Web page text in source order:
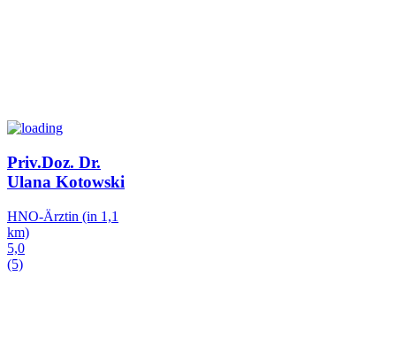
Priv.Doz. Dr.
Ulana Kotowski
HNO-Ärztin (in 1,1
km)
5,0
(5)